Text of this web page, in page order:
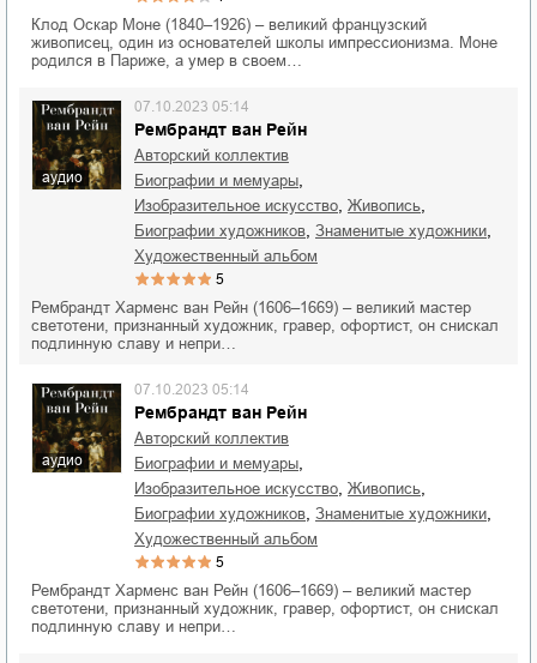
Клод Оскар Моне (1840–1926) – великий французский
живописец, один из основателей школы импрессионизма. Моне
родился в Париже, а умер в своем…
аудио
Рембрандт ван Рейн
07.10.2023 05:14
Авторский коллектив
биографии и мемуары
изобразительное искусство живопись
биографии художников знаменитые художники
художественный альбом
5
Рембрандт Харменс ван Рейн (1606–1669) – великий мастер
светотени, признанный художник, гравер, офортист, он снискал
подлинную славу и непри…
аудио
Рембрандт ван Рейн
07.10.2023 05:14
Авторский коллектив
биографии и мемуары
изобразительное искусство живопись
биографии художников знаменитые художники
художественный альбом
5
Рембрандт Харменс ван Рейн (1606–1669) – великий мастер
светотени, признанный художник, гравер, офортист, он снискал
подлинную славу и непри…